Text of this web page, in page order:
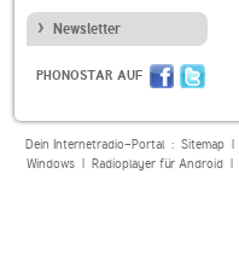
Newsletter
PHONOSTAR AUF
Dein Internetradio-Portal : Sitemap|
Windows| Radioplayer für Android|